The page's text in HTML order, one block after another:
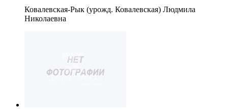
Ковалевская-Рык (урожд. Ковалевская) Людмила
Николаевна